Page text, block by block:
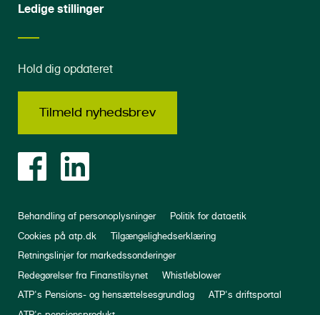
Ledige stillinger
Hold dig opdateret
Tilmeld nyhedsbrev
Behandling af personoplysninger
Politik for dataetik
Cookies på atp.dk
Tilgængelighedserklæring
Retningslinjer for markedssonderinger
Redegørelser fra Finanstilsynet
Whistleblower
ATP's Pensions- og hensættelsesgrundlag
ATP's driftsportal